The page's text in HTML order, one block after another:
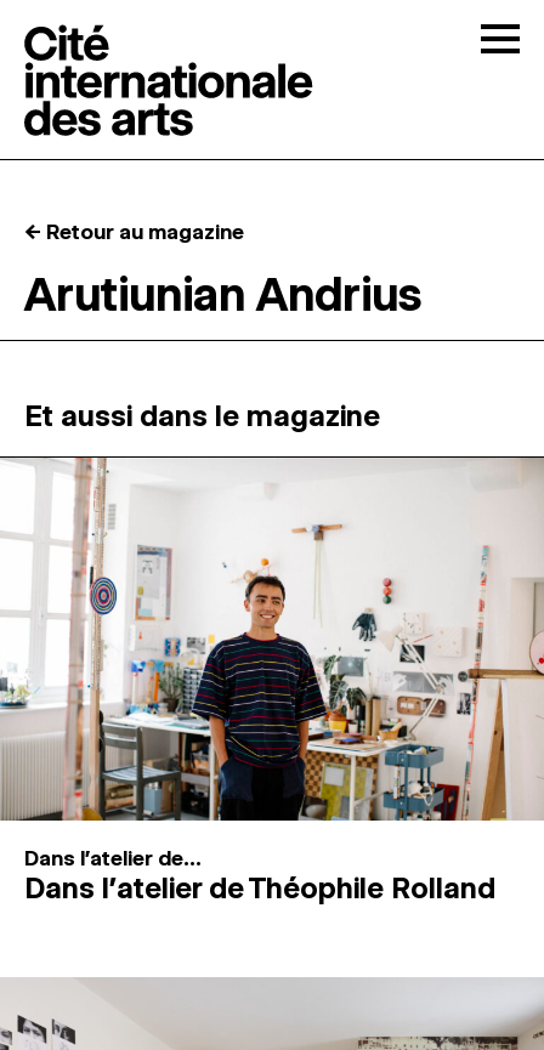
RÉSIDENCES ↓
ATELIERS OUVERTS
PROGRAMMATION
MAGAZINE
ESPACES DE PRATIQUE ARTISTIQUE ↓
Recherche
Connexion
← Retour au magazine
Arutiunian Andrius
Et aussi dans le magazine
Dans l'atelier de...
Dans l’atelier de Théophile Rolland